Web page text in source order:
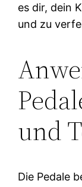
es dir, dein
und zu
und
Die Pedale